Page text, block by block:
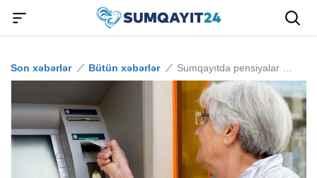
Son xəbərlər Bütün xəbərlər